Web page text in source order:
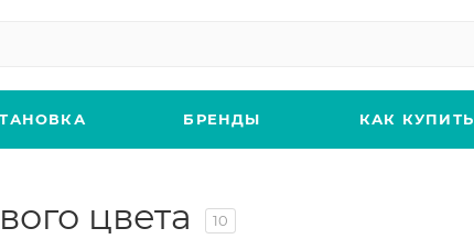
БРЕНДЫ КАК КУПИТЬ
цвета 10